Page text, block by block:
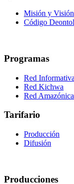
Misión y Visión
Código
Programas
Red Informativa
Red Kichwa
Red Amazónica
Tarifario
Producción
Difusión
Producciones